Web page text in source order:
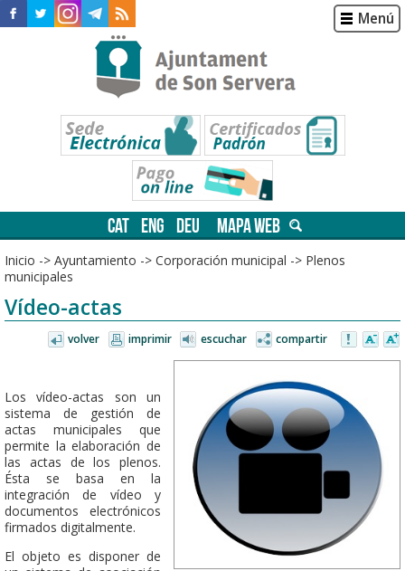
Menú
CAT ENG DEU MAPA WEB
Inicio -> Ayuntamiento -> Corporación municipal -> Plenos
municipales
Vídeo-actas
volver imprimir escuchar compartir
Los vídeo-actas son un
sistema de gestión de
actas municipales que
permite la elaboración de
las actas de los plenos.
Ésta se basa en la
integración de vídeo y
documentos electrónicos
firmados digitalmente.
El objeto es disponer de